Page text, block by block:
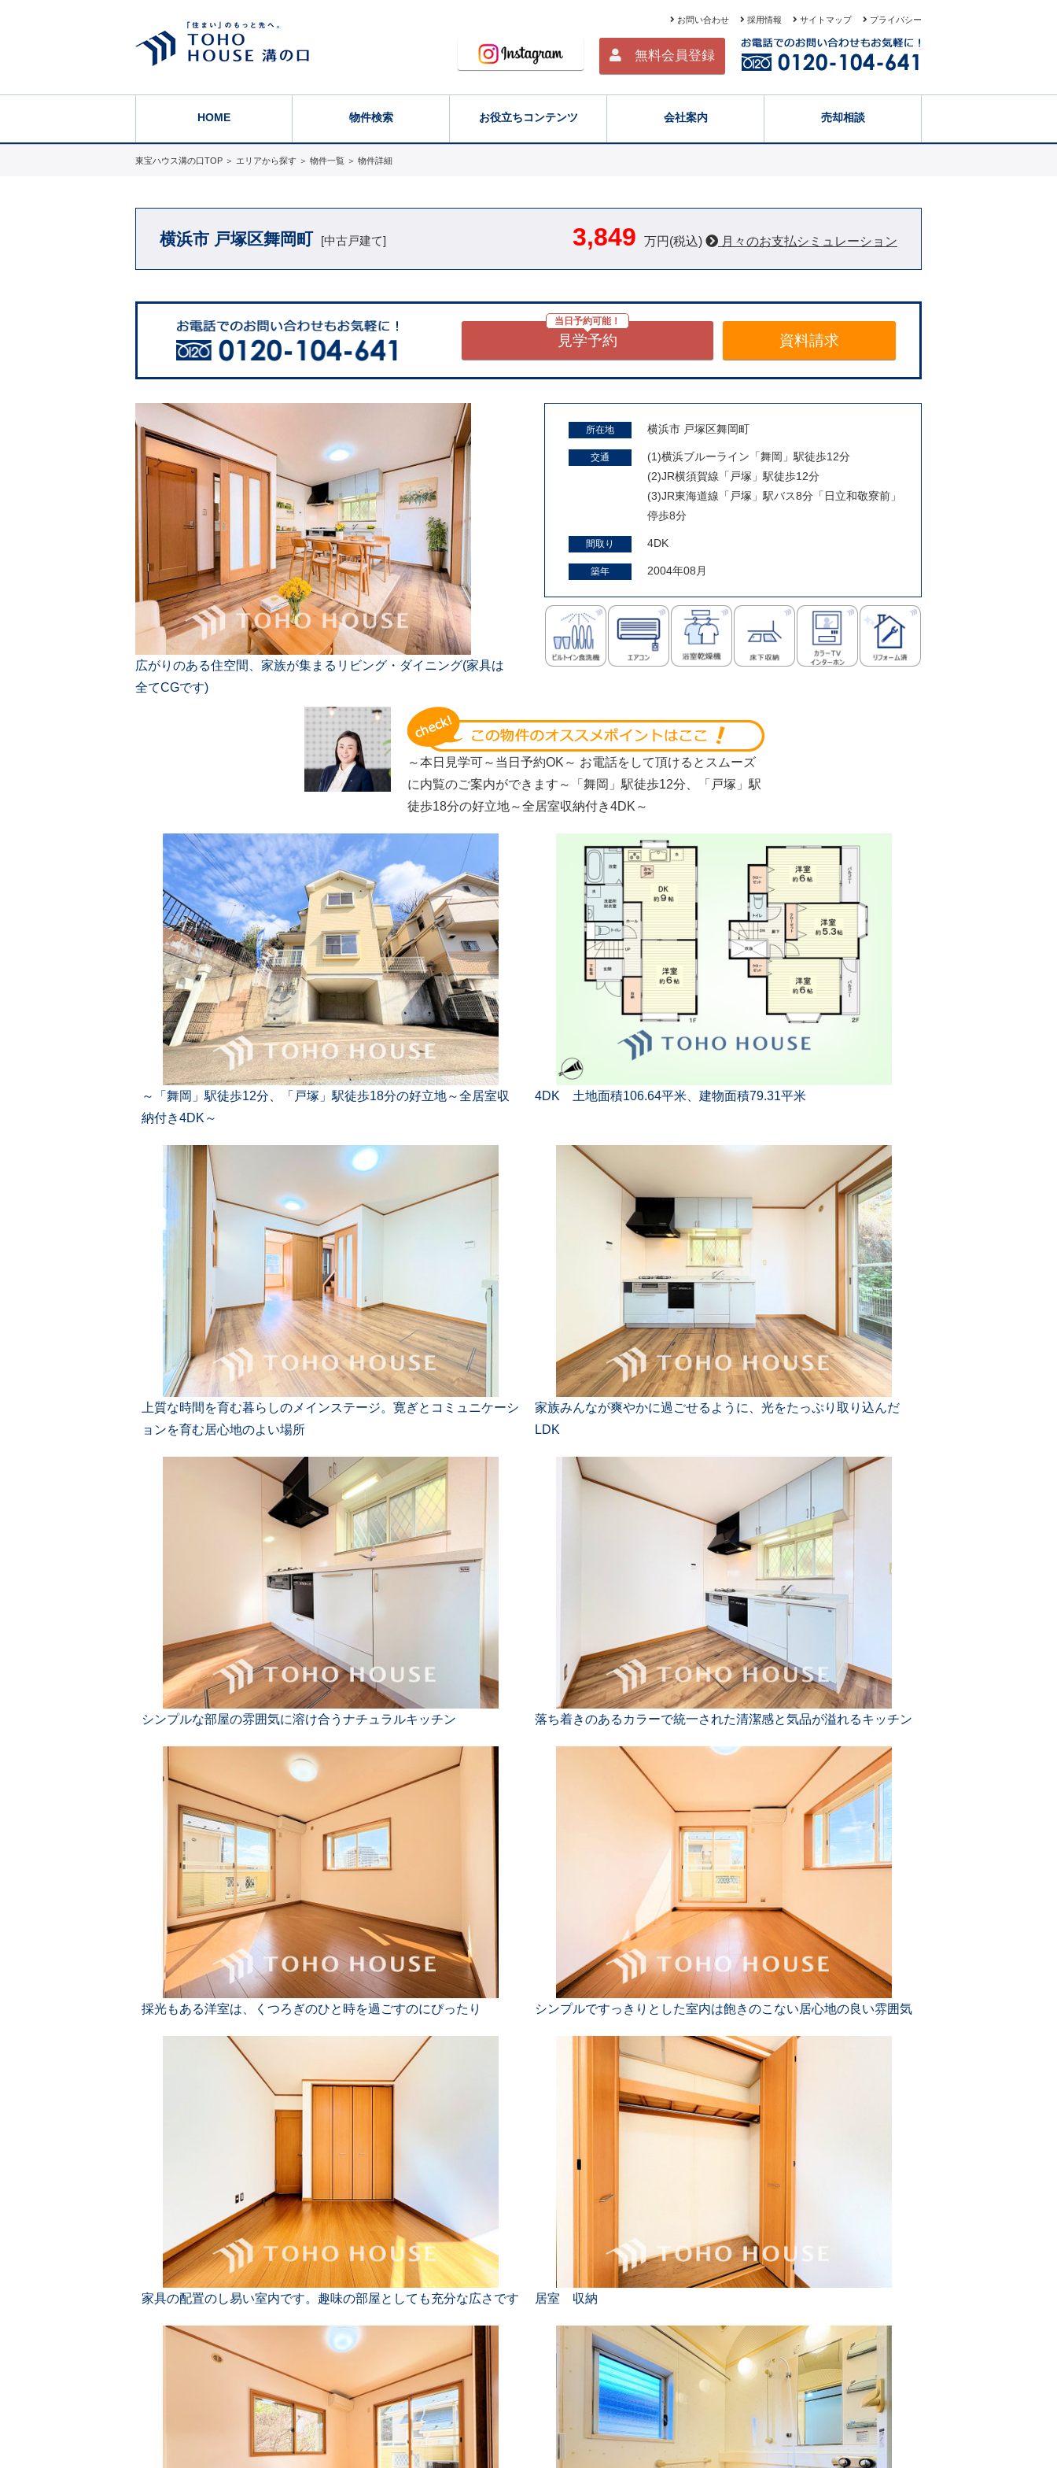
無料会員登録
お問い合わせ 採用情報 サイトマップ プライバシー
HOME 物件検索 お役立ちコンテンツ 会社案内 売却相談
東宝ハウス溝の口TOP ＞ エリアから探す ＞ 物件一覧 ＞ 物件詳細
横浜市 戸塚区舞岡町 [中古戸建て] 3,849 万円(税込) 月々のお支払シミュレーション
当日予約可能！
見学予約 資料請求
広がりのある住空間、家族が集まるリビング・ダイニング(家具は
全てCGです)
所在地 横浜市 戸塚区舞岡町
交通
(1)横浜ブルーライン「舞岡」駅徒歩12分
(2)JR横須賀線「戸塚」駅徒歩12分
(3)JR東海道線「戸塚」駅バス8分「日立和敬寮前」
停歩8分
間取り 4DK
築年 2004年08月
～本日見学可～当日予約OK～ お電話をして頂けるとスムーズ
に内覧のご案内ができます～「舞岡」駅徒歩12分、「戸塚」駅
徒歩18分の好立地～全居室収納付き4DK～
～「舞岡」駅徒歩12分、「戸塚」駅徒歩18分の好立地～全居室収
納付き4DK～
4DK 土地面積106.64平米、建物面積79.31平米
上質な時間を育む暮らしのメインステージ。寛ぎとコミュニケーシ
ョンを育む居心地のよい場所
家族みんなが爽やかに過ごせるように、光をたっぷり取り込んだ
LDK
シンプルな部屋の雰囲気に溶け合うナチュラルキッチン 落ち着きのあるカラーで統一された清潔感と気品が溢れるキッチン
採光もある洋室は、くつろぎのひと時を過ごすのにぴったり シンプルですっきりとした室内は飽きのこない居心地の良い雰囲気
家具の配置のし易い室内です。趣味の部屋としても充分な広さです 居室 収納